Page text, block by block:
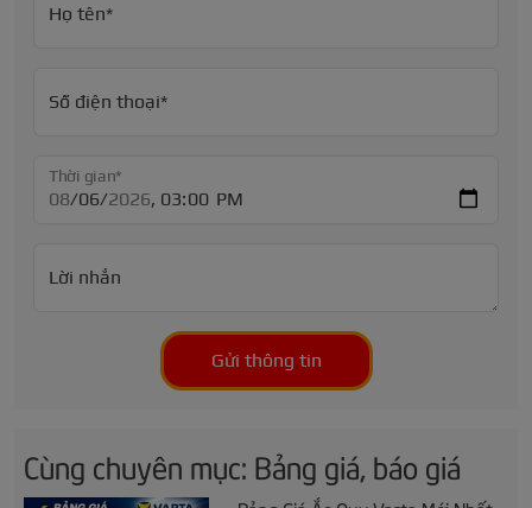
Họ tên*
Số điện thoại*
Thời gian*
Lời nhắn
Gửi thông tin
Cùng chuyên mục: Bảng giá, báo giá